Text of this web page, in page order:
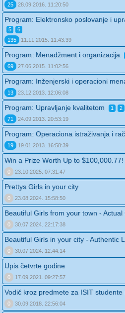
25
28.09.2016. 11:20:50
Program: Elektronsko poslovanje i
5
6
135
11.11.2015. 11:43:39
Program: Menadžment i organizacija
69
27.06.2015. 11:02:56
Program: Inženjerski i operacioni
13 23.12.2013. 12:06:08
Program: Upravljanje kvalitetom 1 2
71
24.09.2013. 20:53:19
Program: Operaciona istraživanja i
19 19.01.2013. 16:58:39
Win a Prize Worth Up to $100,000.77!
0 23.10.2025. 07:31:47
Prettys Girls in your city
0 23.08.2024. 15:58:50
Beautiful Girls from your town - Actual
0 30.07.2024. 22:17:38
Beautiful Girls in your city - Authentic
0 30.07.2024. 12:44:14
Upis četvrte godine
0 17.09.2021. 09:27:57
Vodič kroz predmete za ISIT studente
0 30.09.2018. 22:56:04